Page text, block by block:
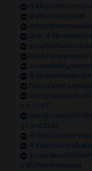
สำนักงานคณะกรรมก
สำนักนายกรัฐมนตรี
สภาอุตสาหกรรมแห่ง
สกอ. สำนักงานคณะก
ระบบติดตามประเมิน
Data Management
ระบบคลังข้อมูลกลาง
สำนักงานศึกษาธิการ
กรอบมาตรฐานคุณวุ
มาตรฐานคุณวุฒิอาชี
พ.ศ.2567
มาตรฐานคุณวุฒิอาชี
สูง พ.ศ.2567
สำนักพัฒนาสมรรถน
สำนักงานประชาสัมพั
ระบบงานทะเบียนวัด
อาชีวศึกษาภาคเอกชน